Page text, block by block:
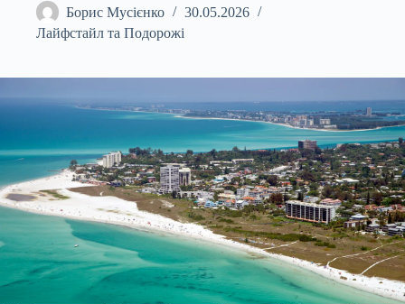
Борис Мусієнко
30.05.2026
Лайфстайл та Подорожі